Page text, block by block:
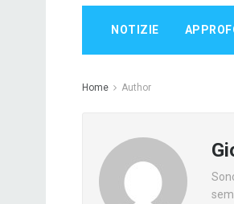
NOTIZIE
Home Author